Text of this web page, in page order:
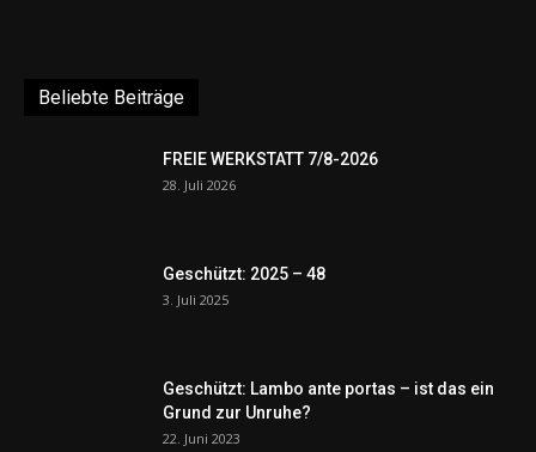
Beliebte Beiträge
FREIE WERKSTATT 7/8-2026
28. Juli 2026
Geschützt: 2025 – 48
3. Juli 2025
Geschützt: Lambo ante portas – ist das ein
Grund zur Unruhe?
22. Juni 2023